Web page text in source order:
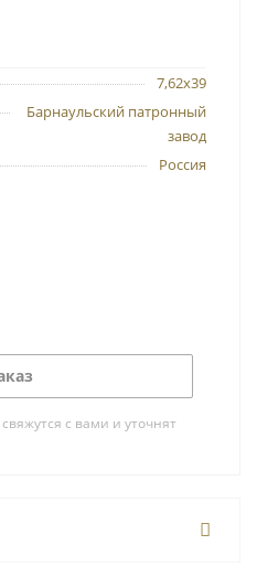
7,62х39
Барнаульский патронный
завод
Россия
с вами и уточнят